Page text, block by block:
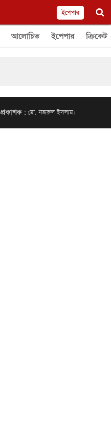
ইপেপার
আলোচিত ইপেপার ক্রিকেট
প্রকাশক :মো. নজরুল ইসলাম।